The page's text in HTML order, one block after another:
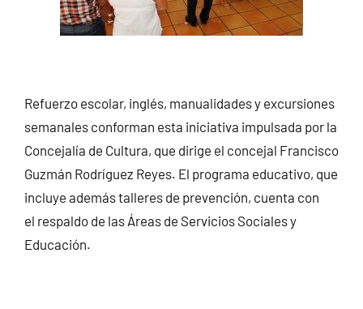
Refuerzo escolar, inglés, manualidades y excursiones
semanales conforman esta iniciativa impulsada por la
Concejalía de Cultura, que dirige el concejal Francisco
Guzmán Rodríguez Reyes. El programa educativo, que
incluye además talleres de prevención, cuenta con
el respaldo de las Áreas de Servicios Sociales y
Educación.